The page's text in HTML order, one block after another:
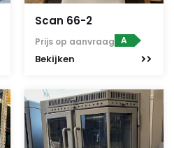
Scan 66-2
Prijs op aanvraag A
Bekijken